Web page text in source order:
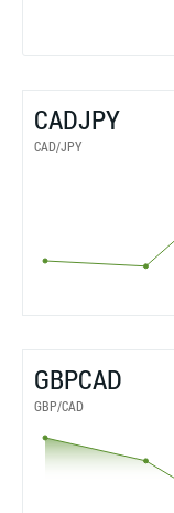
CADJPY
CAD/JPY
GBPCAD
GBP/CAD